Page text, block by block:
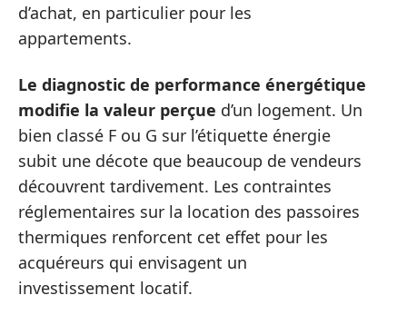
d’achat, en particulier pour les
appartements.
Le diagnostic de performance énergétique
modifie la valeur perçue d’un logement. Un
bien classé F ou G sur l’étiquette énergie
subit une décote que beaucoup de vendeurs
découvrent tardivement. Les contraintes
réglementaires sur la location des passoires
thermiques renforcent cet effet pour les
acquéreurs qui envisagent un
investissement locatif.